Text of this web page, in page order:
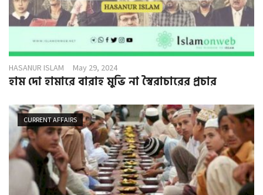
HASANUR ISLAM May 29, 2024
হাম দো হামারে বারাহ মুভি না স্বৈরাচারের প্রচার
CURRENT AFFAIRS